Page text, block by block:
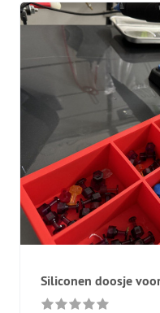
Siliconen doosje